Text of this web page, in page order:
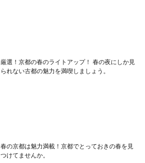
厳選！京都の春のライトアップ！ 春の夜にしか見
られない古都の魅力を満喫しましょう。
春の京都は魅力満載！京都でとっておきの春を見
つけてませんか。